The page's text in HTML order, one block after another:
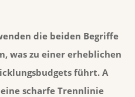
die beiden Begriffe
was zu einer erheblichen
führt. A
scharfe Trennlinie